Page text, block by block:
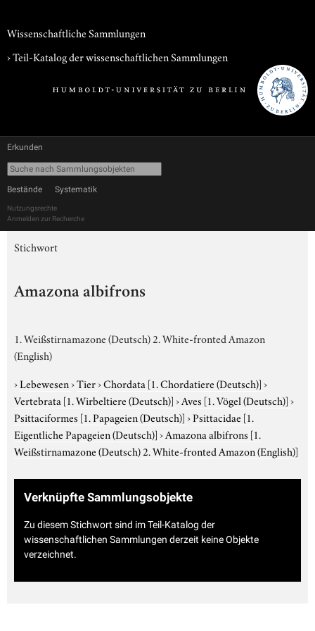
Wissenschaftliche Sammlungen
› Teil-Katalog der wissenschaftlichen Sammlungen
Erkunden
Bestände Systematik
Nutzungsrechte
Anmelden zur Recherche
Stichwort
Amazona albifrons
1. Weißstirnamazone (Deutsch) 2. White-fronted Amazon
(English)
›Lebewesen›Tier›Chordata [1. Chordatiere (Deutsch)]›
Vertebrata [1. Wirbeltiere (Deutsch)]›Aves [1. Vögel (Deutsch)]›
Psittaciformes [1. Papageien (Deutsch)]›Psittacidae [1.
Eigentliche Papageien (Deutsch)]›Amazona albifrons [1.
Weißstirnamazone (Deutsch) 2. White-fronted Amazon (English)]
Verknüpfte Sammlungsobjekte
Zu diesem Stichwort sind im Teil-Katalog der
wissenschaftlichen Sammlungen derzeit keine Objekte
verzeichnet.